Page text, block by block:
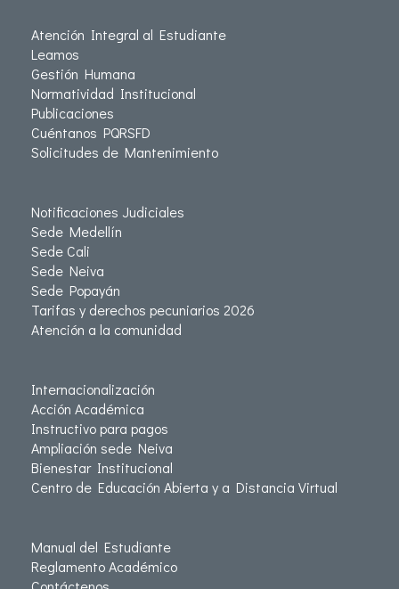
Atención Integral al Estudiante
Leamos
Gestión Humana
Normatividad Institucional
Publicaciones
Cuéntanos PQRSFD
Solicitudes de Mantenimiento
Notificaciones Judiciales
Sede Medellín
Sede Cali
Sede Neiva
Sede Popayán
Tarifas y derechos pecuniarios 2026
Atención a la comunidad
Internacionalización
Acción Académica
Instructivo para pagos
Ampliación sede Neiva
Bienestar Institucional
Centro de Educación Abierta y a Distancia Virtual
Manual del Estudiante
Reglamento Académico